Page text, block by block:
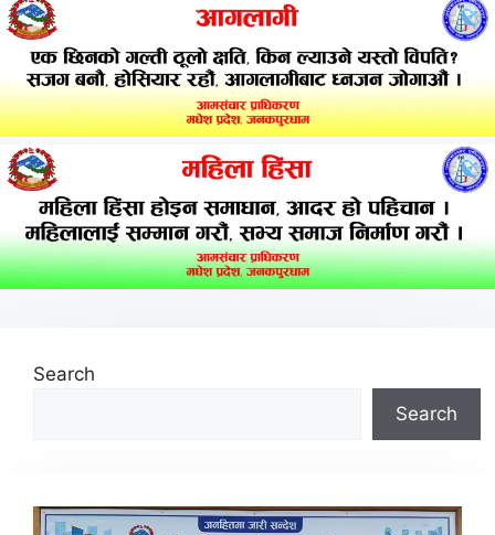
Search
Search